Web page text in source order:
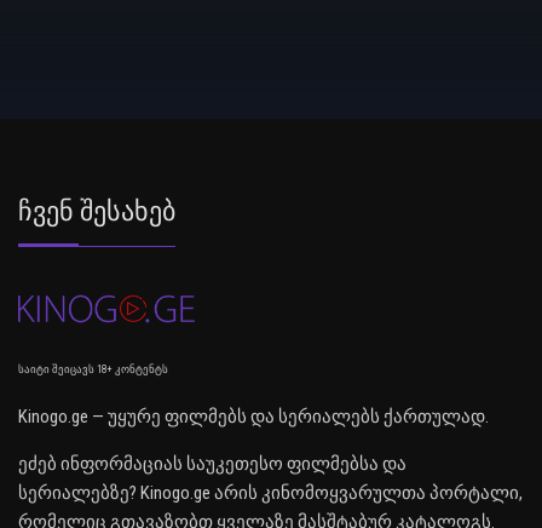
Ჩვენ Შესახებ
საიტი შეიცავს 18+ კონტენტს
Kinogo.ge — უყურე ფილმებს და სერიალებს ქართულად.
ეძებ ინფორმაციას საუკეთესო ფილმებსა და
სერიალებზე? Kinogo.ge არის კინომოყვარულთა პორტალი,
რომელიც გთავაზობთ ყველაზე მასშტაბურ კატალოგს.